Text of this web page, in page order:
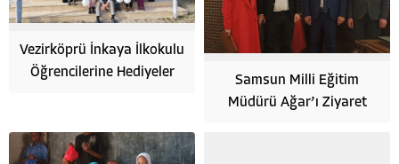
Vezirköprü İnkaya İlkokulu
Öğrencilerine Hediyeler
Samsun Milli Eğitim
Müdürü Ağar’ı Ziyaret